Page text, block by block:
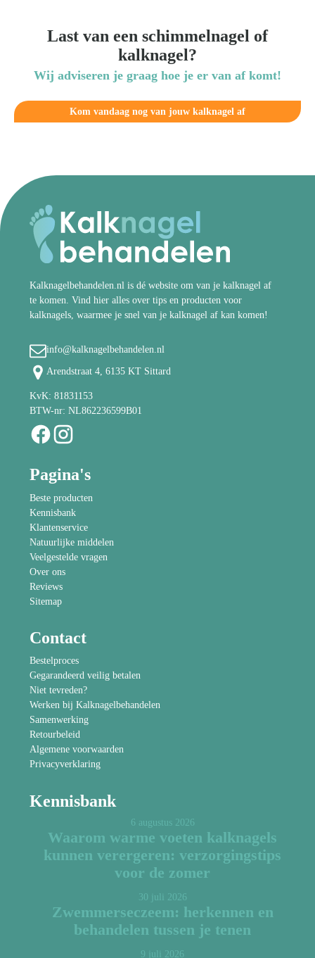
Last van een schimmelnagel of
kalknagel?
Wij adviseren je graag hoe je er van af komt!
Kom vandaag nog van jouw kalknagel af
Kalknagelbehandelen.nl is dé website om van je kalknagel af
te komen. Vind hier alles over tips en producten voor
kalknagels, waarmee je snel van je kalknagel af kan komen!
info@kalknagelbehandelen.nl
Arendstraat 4, 6135 KT Sittard
KvK: 81831153
BTW-nr: NL862236599B01
Pagina's
Beste producten
Kennisbank
Klantenservice
Natuurlijke middelen
Veelgestelde vragen
Over ons
Reviews
Sitemap
Contact
Bestelproces
Gegarandeerd veilig betalen
Niet tevreden?
Werken bij Kalknagelbehandelen
Samenwerking
Retourbeleid
Algemene voorwaarden
Privacyverklaring
Kennisbank
6 augustus 2026
Waarom warme voeten kalknagels
kunnen verergeren: verzorgingstips
voor de zomer
30 juli 2026
Zwemmerseczeem: herkennen en
behandelen tussen je tenen
9 juli 2026